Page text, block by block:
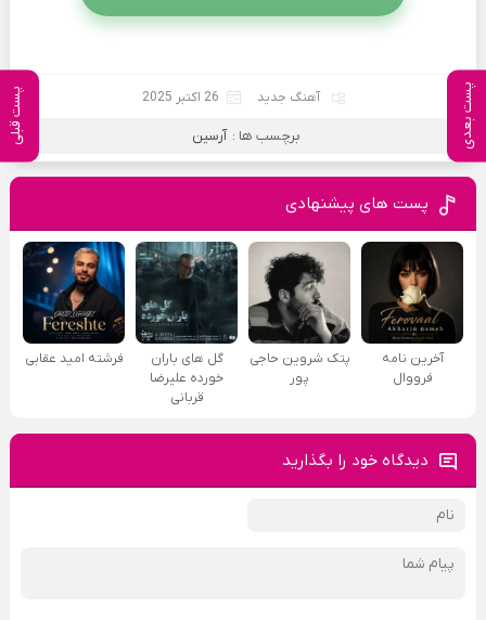
پست بعدی پست قبلی آهنگ جدید 26 اکتبر 2025
برچسب ها : آرسین
پست های پیشنهادی
آخرین نامه
فرووال
پتک شروین حاجی
پور
گل های باران
خورده علیرضا
قربانی
فرشته امید عقابی
دیدگاه خود را بگذارید